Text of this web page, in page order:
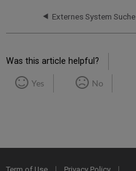
Externes System Suche
Was this article helpful?
Yes No